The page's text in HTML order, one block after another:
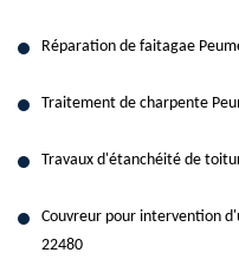
Réparation de faitagae
Traitement de charpente
Travaux d'étanchéité de
Couvreur pour intervention
22480